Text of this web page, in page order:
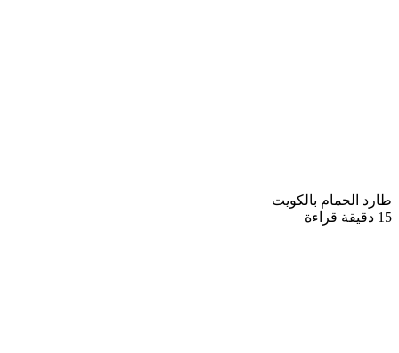
طارد الحمام بالكويت
15 دقيقة قراءة